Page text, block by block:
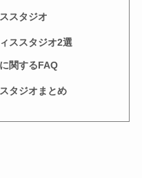
スタジオ
ススタジオ2選
関するFAQ
タジオまとめ